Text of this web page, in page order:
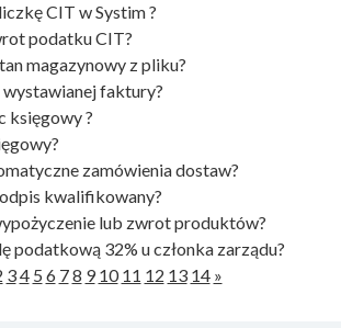
CIT w Systim ?
podatku CIT?
magazynowy z pliku?
wystawianej faktury?
księgowy ?
zamówienia dostaw?
kwalifikowany?
lub zwrot produktów?
podatkową 32% u członka zarządu?
34 5 6 78 9 10 11 12 13 14 »